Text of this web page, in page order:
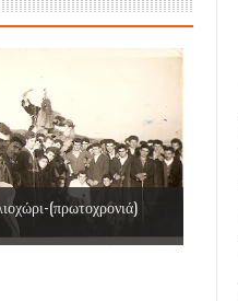
την 8η Οκτωβρίου 2023
(πρωτοχρονιά)